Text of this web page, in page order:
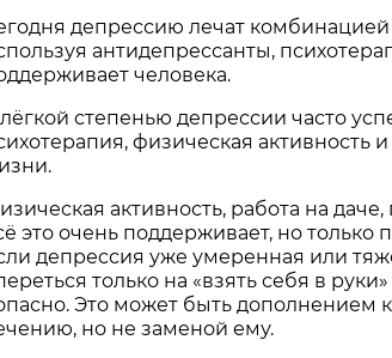
депрессию лечат
антидепрессанты,
человека.
степенью депрессии часто
физическая активность
активность, работа на
это очень поддерживает, но только
депрессия уже умеренная или
только на «взять себя в
Это может быть дополнением
но не заменой ему.